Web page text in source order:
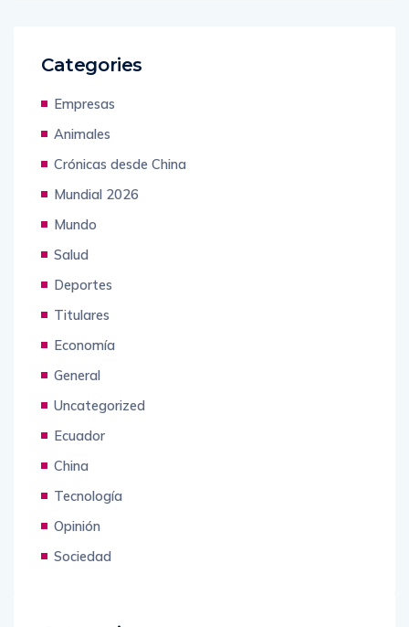
Categories
Empresas
Animales
Crónicas desde China
Mundial 2026
Mundo
Salud
Deportes
Titulares
Economía
General
Uncategorized
Ecuador
China
Tecnología
Opinión
Sociedad